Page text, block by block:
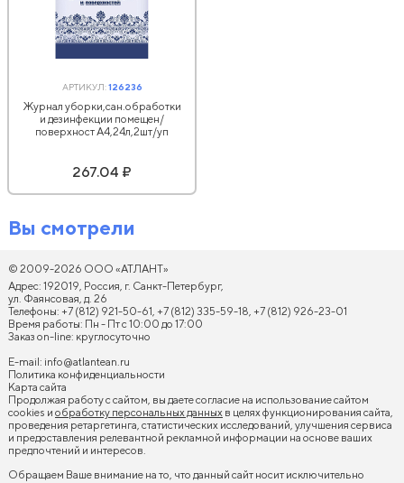
АРТИКУЛ:126236
Журнал уборки,сан.обработки
и дезинфекции помещен/
поверхност А4,24л,2шт/уп
267.04 ₽
Вы смотрели
© 2009-2026 ООО «АТЛАНТ»
Адрес: 192019, Россия, г. Санкт-Петербург,
ул. Фаянсовая, д. 26
Телефоны: +7 (812) 921-50-61, +7 (812) 335-59-18, +7 (812) 926-23-01
Время работы: Пн - Пт с 10:00 до 17:00
Заказ on-line: круглосуточно
E-mail: info@atlantean.ru
Политика конфиденциальности
Карта сайта
Продолжая работу с сайтом, вы даете согласие на использование сайтом
cookies и обработку персональных данных в целях функционирования сайта,
проведения ретаргетинга, статистических исследований, улучшения сервиса
и предоставления релевантной рекламной информации на основе ваших
предпочтений и интересов.
Обращаем Ваше внимание на то, что данный сайт носит исключительно